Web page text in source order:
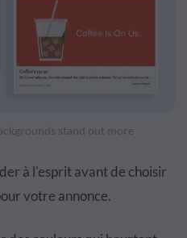
stand out more
à l'esprit avant de choisir
votre annonce.